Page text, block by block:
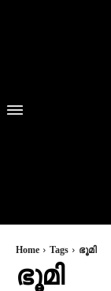
Home Tags ഭൂമി
ഭൂമി